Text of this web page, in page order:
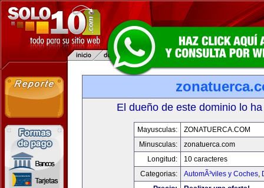
El dueño de este dominio lo
Mayusculas:
ZONATUERCA.COM
Minusculas:
zonatuerca.com
Longitud:
10 caracteres
Categorias:
AutomÃ³viles y Coches,